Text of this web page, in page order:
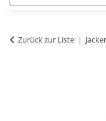
Zurück zur Liste